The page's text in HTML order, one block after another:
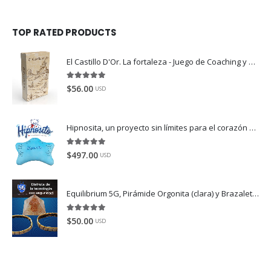
TOP RATED PRODUCTS
El Castillo D'Or. La fortaleza - Juego de Coaching y Crecimiento Personal (A)
5.00 de 5
$56.00 USD
Hipnosita, un proyecto sin límites para el corazón
5.00
$497.00 USD
Equilibrium 5G, Pirámide Orgonita (clara) y Brazaletes (color plata-oro).
5.00 de 5
$50.00 USD